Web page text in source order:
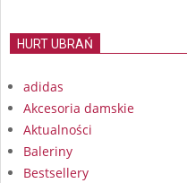
HURT UBRAŃ
adidas
Akcesoria damskie
Aktualności
Baleriny
Bestsellery